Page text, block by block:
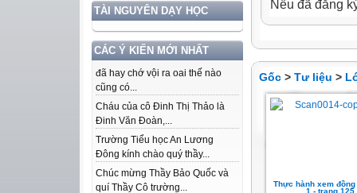
TÀI NGUYÊN DẠY HỌC
CÁC Ý KIẾN MỚI NHẤT
đã hay chớ vội ra oai thế nào
cũng có...
Cháu của cô Đinh Thị Thảo là
Đinh Văn Đoàn,...
Trường Tiểu học An Lương
Đông kính chào quý thầy...
Chúc mừng Thầy Bảo Quốc và
quí Thầy Cô trường...
Nếu đã đăng
Gốc > Tư liệu >
Thực hành xem đồng
1 - trang 125